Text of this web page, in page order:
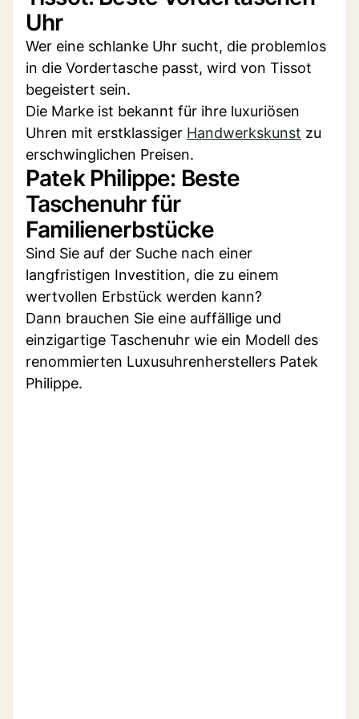
Uhr
Wer eine schlanke Uhr sucht, die problemlos
in die Vordertasche passt, wird von Tissot
begeistert sein.
Die Marke ist bekannt für ihre luxuriösen
Uhren mit erstklassiger Handwerkskunst zu
erschwinglichen Preisen.
Patek Philippe: Beste
Taschenuhr für
Familienerbstücke
Sind Sie auf der Suche nach einer
langfristigen Investition, die zu einem
wertvollen Erbstück werden kann?
Dann brauchen Sie eine auffällige und
einzigartige Taschenuhr wie ein Modell des
renommierten Luxusuhrenherstellers Patek
Philippe.